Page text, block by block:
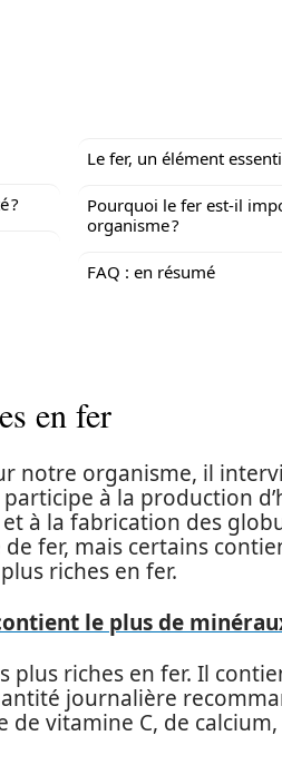
?
Le fer, un élément
Pourquoi le fer est-il
organisme ?
FAQ : en résumé
en fer
notre organisme, il
à la production
à la fabrication des
fer, mais certains
riches en fer.
le plus de
plus riches en fer. Il
journalière
vitamine C, de